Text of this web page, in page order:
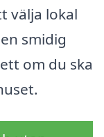
välja lokal
smidig
om du ska